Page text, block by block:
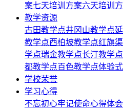
案七天培训方案六天培训
教学资源
古田教学点井冈山教学点
教学点西柏坡教学点红旗
学点瑞金教学点长汀教学点
都教学点百色教学点体验
学校荣誉
学习心得
不忘初心牢记使命心得体会